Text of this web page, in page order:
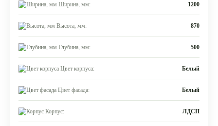
Ширина, мм: 1200
Высота, мм: 870
Глубина, мм: 500
Цвет корпуса: Белый
Цвет фасада: Белый
Корпус: ЛДСП